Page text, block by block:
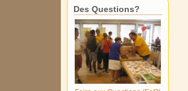
Des Questions?